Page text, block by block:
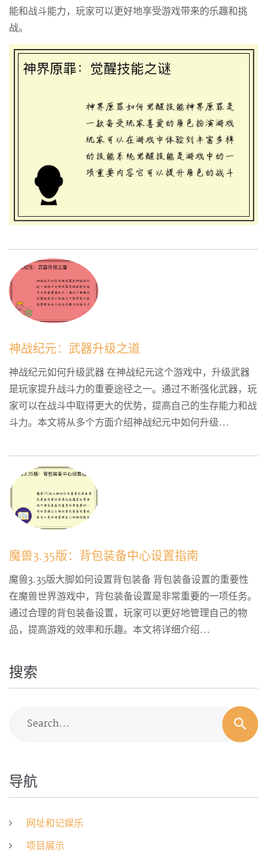
能和战斗能力，玩家可以更好地享受游戏带来的乐趣和挑
战。
神战纪元：武器升级之道
神战纪元如何升级武器 在神战纪元这个游戏中，升级武器
是玩家提升战斗力的重要途径之一。通过不断强化武器，玩
家可以在战斗中取得更大的优势，提高自己的生存能力和战
斗力。本文将从多个方面介绍神战纪元中如何升级...
魔兽3.35版：背包装备中心设置指南
魔兽3.35版大脚如何设置背包装备 背包装备设置的重要性
在魔兽世界游戏中，背包装备设置是非常重要的一项任务。
通过合理的背包装备设置，玩家可以更好地管理自己的物
品，提高游戏的效率和乐趣。本文将详细介绍...
搜索
Search...
导航
网址和记娱乐
项目展示